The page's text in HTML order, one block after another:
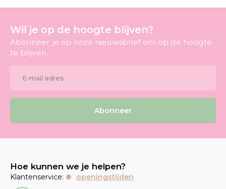
Wil je op de hoogte blijven?
Abonneer je op onze nieuwsbrief om op de hoogte
te blijven.
Abonneer
Hoe kunnen we je helpen?
Klantenservice:
openingstijden